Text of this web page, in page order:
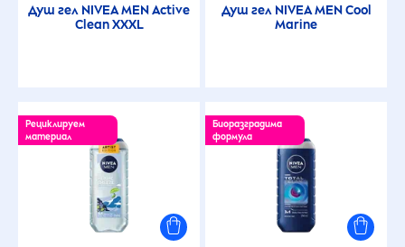
Душ гел NIVEAMENActive
Clean XXXL
Душ гел NIVEA MEN Cool
Marine
Рециклируем
материал
Биоразградима
формула